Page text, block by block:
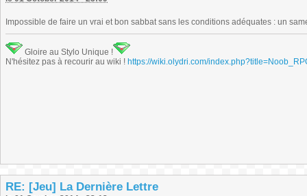
Impossible de faire un vrai et bon sabbat sans les conditions adéquates : un
Gloire au Stylo Unique !
N'hésitez pas à recourir au wiki ! https://wiki.olydri.com/
RE: [Jeu] La Dernière Lettre